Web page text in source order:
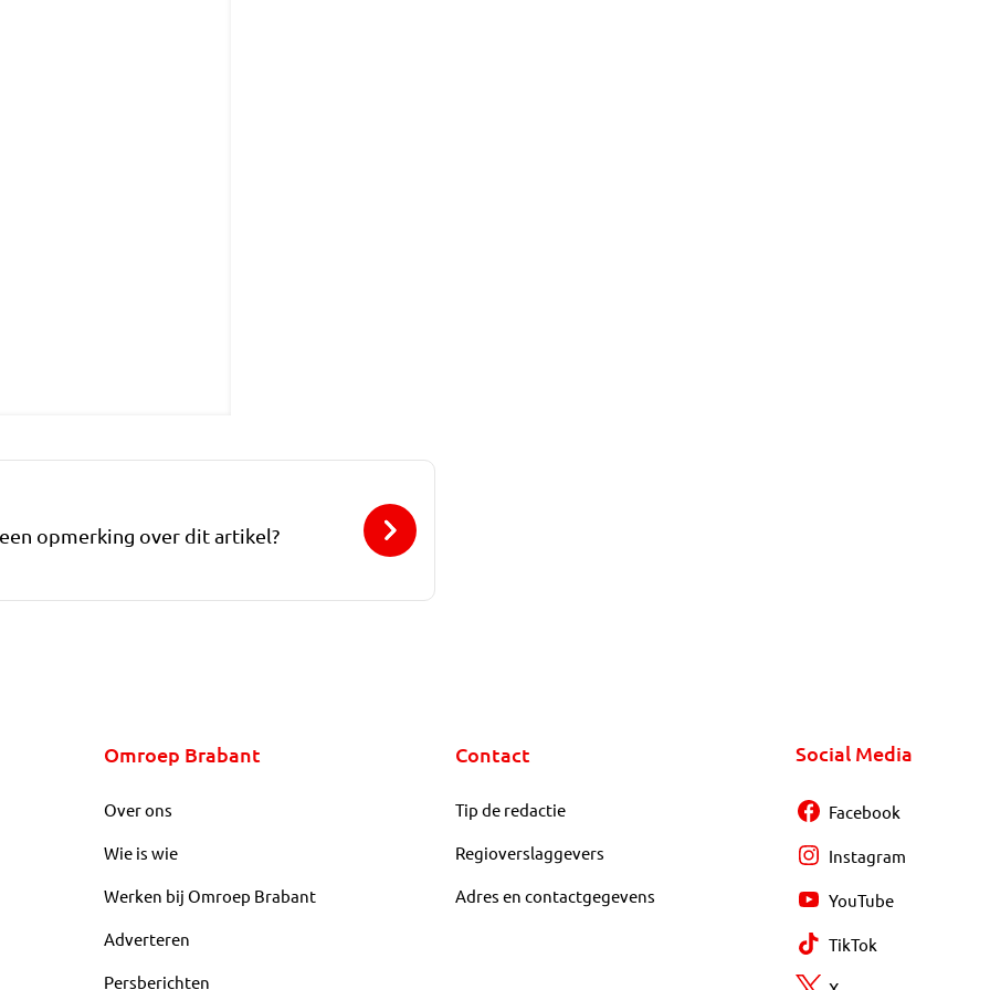
opmerking over dit artikel?
Omroep Brabant
Over ons
Wie is wie
Werken bij Omroep Brabant
Adverteren
Persberichten
Contact
Tip de redactie
Regioverslaggevers
Adres en contactgegevens
Social Media
Facebook
Instagram
YouTube
TikTok